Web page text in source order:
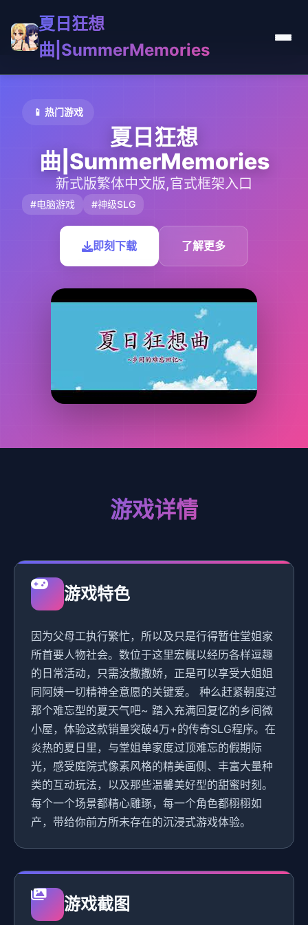
夏日狂想
曲|SummerMemories
📱 热门游戏
夏日狂想
曲|SummerMemories
新式版繁体中文版,官式框架入口
#电脑游戏 #神级SLG
即刻下载 了解更多
游戏详情
游戏特色
因为父母工执行繁忙，所以及只是行得暂住堂姐家
所首要人物社会。数位于这里宏概以经历各样逗趣
的日常活动，只需汝撒撒娇，正是可以享受大姐姐
同阿姨一切精神全意愿的关键爱。 种么赶紧朝度过
那个难忘型的夏天气吧~ 踏入充满回复忆的乡间微
小屋，体验这款销量突破4万+的传奇SLG程序。在
炎热的夏日里，与堂姐单家度过顶难忘的假期际
光，感受庭院式像素风格的精美画侧、丰富大量种
类的互动玩法，以及那些温馨美好型的甜蜜时刻。
每个一个场景都精心雕琢，每一个角色都栩栩如
产，带给你前方所未存在的沉浸式游戏体验。
游戏截图